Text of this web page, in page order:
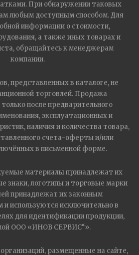
При обнаружении таковых
любым доступным способом. Для
информации о стоимости,
а также иных товарах и
обращайтесь к менеджерам
компании.
представленных в каталоге, не
торговлей. Продажа
после предварительного
эксплуатационных и
наличия и количества товара,
счета-оферты и/или
в письменной форме.
материалы принадлежат их
знаки, логотипы и торговые марки
принадлежат их законным
и используются исключительно в
для идентификации продукции,
ООО «ИНОВ СЕРВИС“».
размещенные на сайте,